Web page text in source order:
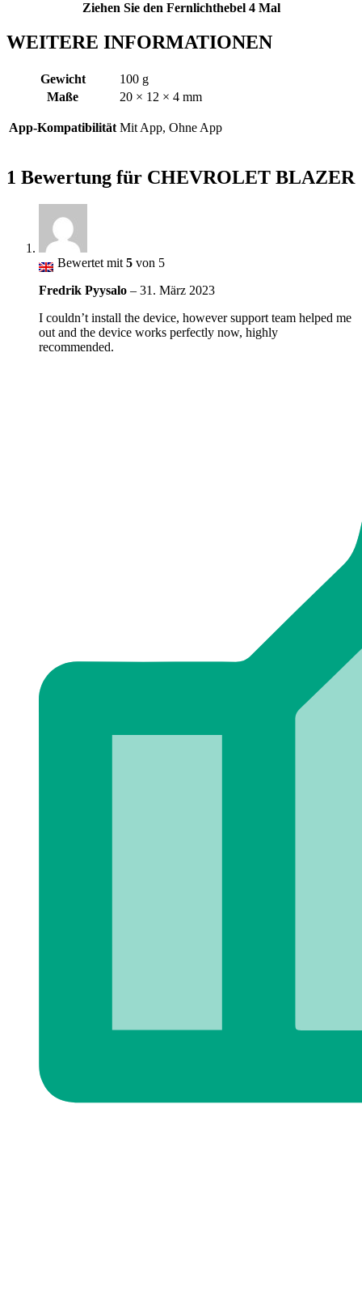
Ziehen Sie den Fernlichthebel 4 Mal
WEITERE INFORMATIONEN
Gewicht
100 g
Maße
20 × 12 × 4 mm
App-Kompatibilität Mit App, Ohne App
1 Bewertung für CHEVROLET BLAZER
Bewertet mit5 von 5
Fredrik Pyysalo – 31. März 2023
I couldn’t install the device, however support team helped me
out and the device works perfectly now, highly
recommended.